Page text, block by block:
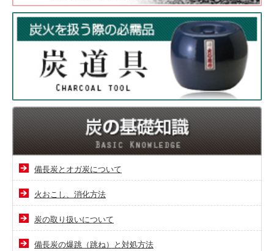
備長炭とオガ炭について
火おこし、消化方法
炭の取り扱いについて
備長炭の爆跳（跳ね）と対処方法